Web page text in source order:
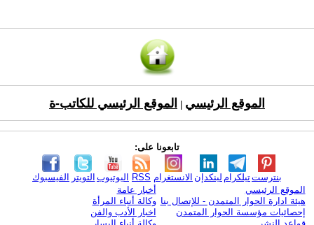
الموقع الرئيسي الموقع الرئيسي للكاتب-ة
تابعونا على:
الفيسبوك التويتر اليوتيوب RSS الانستغرام لينكدإن تيلكرامبنترست
الموقع الرئيسي
هيئة ادارة الحوار المتمدن - للإتصال بنا
إحصائيات مؤسسة الحوار المتمدن
أخبار عامة
وكالة أنباء المرأة
اخبار الأدب والفن